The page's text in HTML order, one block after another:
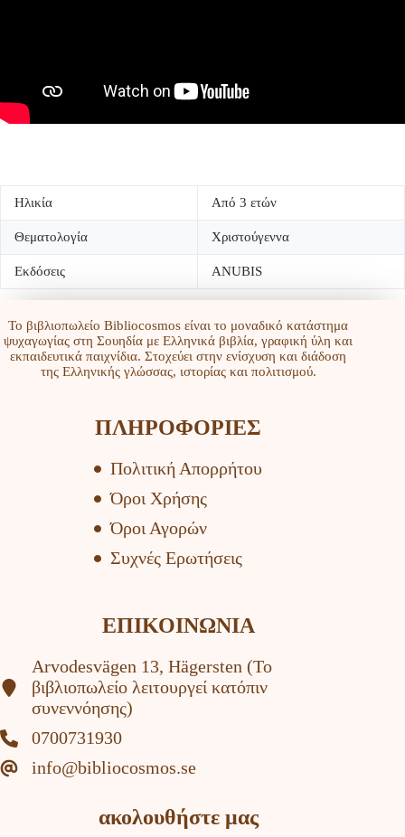
Ηλικία Από 3 ετών
Θεματολογία Χριστούγεννα
Εκδόσεις ANUBIS
Το βιβλιοπωλείο Bibliocosmos είναι το μοναδικό κατάστημα
ψυχαγωγίας στη Σουηδία με Ελληνικά βιβλία, γραφική ύλη και
εκπαιδευτικά παιχνίδια. Στοχεύει στην ενίσχυση και διάδοση
της Ελληνικής γλώσσας, ιστορίας και πολιτισμού.
ΠΛΗΡΟΦΟΡΙΕΣ
Πολιτική Απορρήτου
Όροι Χρήσης
Όροι Αγορών
Συχνές Ερωτήσεις
ΕΠΙΚΟΙΝΩΝΙΑ
Arvodesvägen 13, Hägersten (To
βιβλιοπωλείο λειτουργεί κατόπιν
συνεννόησης)
0700731930
info@bibliocosmos.se
ακολουθήστε μας